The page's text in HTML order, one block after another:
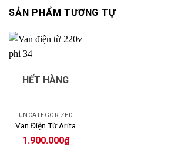
SẢN PHẨM TƯƠNG TỰ
HẾT HÀNG
UNCATEGORIZED
Van Điện Từ Arita
1.900.000₫